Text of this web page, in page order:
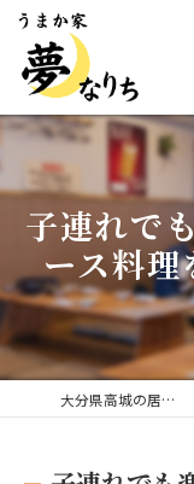
子連れで
ース料理
大分県高城の居酒屋ならうまか家 夢なりち